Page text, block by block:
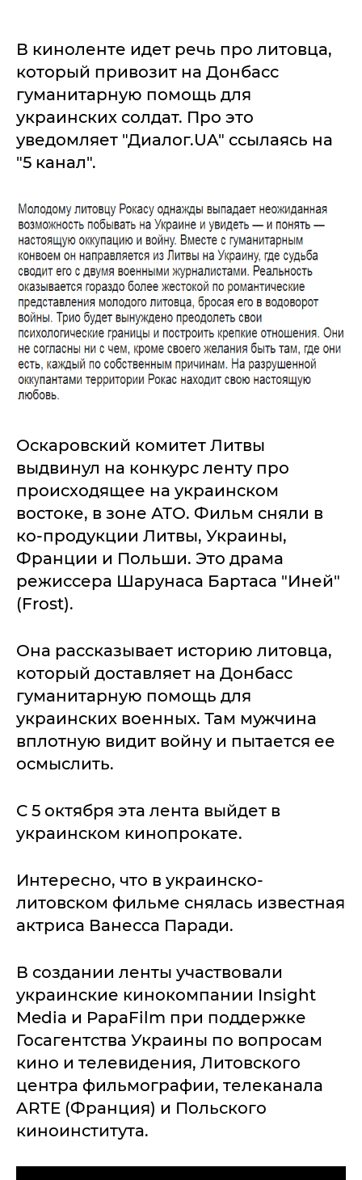
В киноленте идет речь про литовца,
который привозит на Донбасс
гуманитарную помощь для
украинских солдат. Про это
уведомляет "Диалог.UA" ссылаясь на
"5 канал".
Оскаровский комитет Литвы
выдвинул на конкурс ленту про
происходящее на украинском
востоке, в зоне АТО. Фильм сняли в
ко-продукции Литвы, Украины,
Франции и Польши. Это драма
режиссера Шарунаса Бартаса "Иней"
(Frost).
Она рассказывает историю литовца,
который доставляет на Донбасс
гуманитарную помощь для
украинских военных. Там мужчина
вплотную видит войну и пытается ее
осмыслить.
С 5 октября эта лента выйдет в
украинском кинопрокате.
Интересно, что в украинско-
литовском фильме снялась известная
актриса Ванесса Паради.
В создании ленты участвовали
украинские кинокомпании Insight
Media и PapaFilm при поддержке
Госагентства Украины по вопросам
кино и телевидения, Литовского
центра фильмографии, телеканала
ARTE (Франция) и Польского
киноинститута.